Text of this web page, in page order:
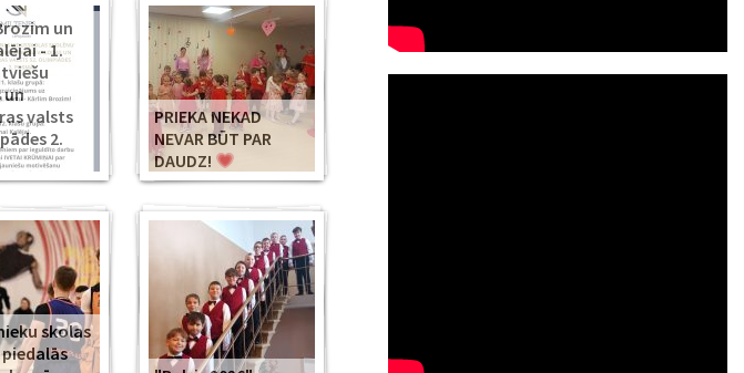
un
- 1.
un
valsts
2.
PRIEKA NEKAD
NEVAR BŪT PAR
DAUDZ!
skolas